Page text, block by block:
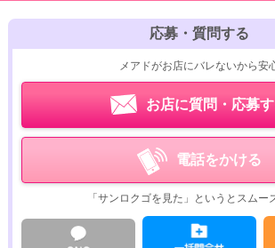
応募・質問する
メアドがお店にバレないから安
お店に質問・応募
電話をかける
「サンロクゴを見た」というとスムー